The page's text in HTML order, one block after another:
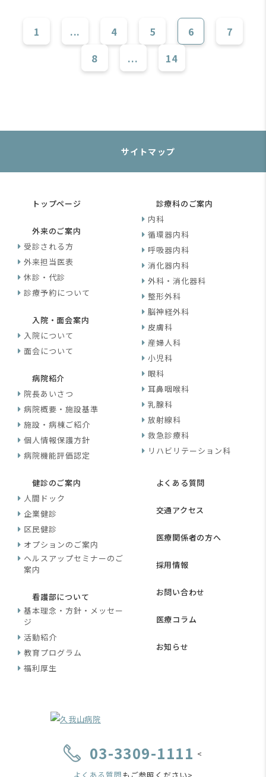
1 ... 4 5 6
7
8
... 14
サイトマップ
トップページ
外来のご案内
受診される方
外来担当医表
休診・代診
診療予約について
入院・面会案内
入院について
面会について
病院紹介
院長あいさつ
病院概要・施設基準
施設・病棟ご紹介
個人情報保護方針
病院機能評価認定
診療科のご案内
内科
循環器内科
呼吸器内科
消化器内科
外科・消化器科
整形外科
脳神経外科
皮膚科
産婦人科
小児科
眼科
耳鼻咽喉科
乳腺科
放射線科
救急診療科
リハビリテーション科
健診のご案内
人間ドック
企業健診
区民健診
オプションのご案内
ヘルスアップセミナーのご
案内
看護部について
基本理念・方針・メッセー
ジ
活動紹介
教育プログラム
福利厚生
よくある質問
交通アクセス
医療関係者の方へ
採用情報
お問い合わせ
医療コラム
お知らせ
03-3309-1111 <